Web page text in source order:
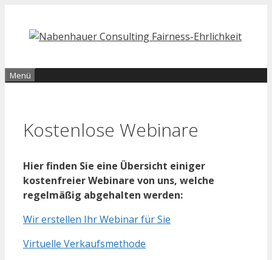
Inhalt
springen
Menü
Kostenlose Webinare
Hier finden Sie eine Übersicht einiger
kostenfreier Webinare von uns, welche
regelmäßig abgehalten werden:
Wir erstellen Ihr Webinar für Sie
Virtuelle Verkaufsmethode